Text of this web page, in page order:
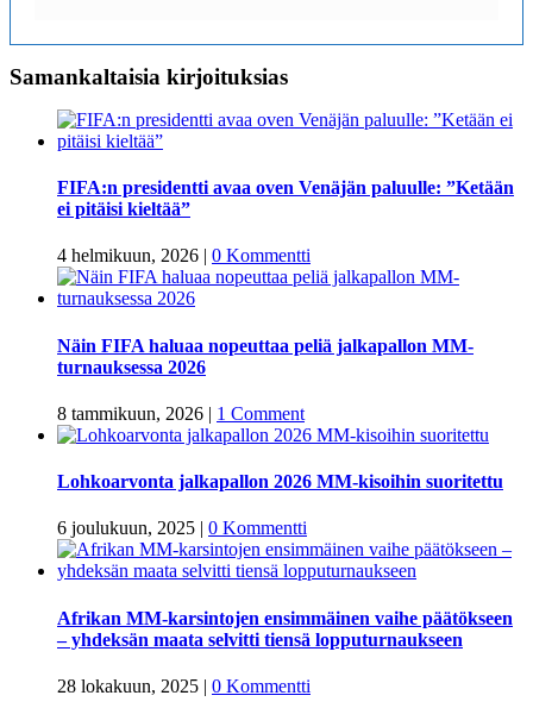
Samankaltaisia kirjoituksias
FIFA:n presidentti avaa oven Venäjän paluulle: ”Ketään
ei pitäisi kieltää”
4 helmikuun, 2026 | 0 Kommentti
Näin FIFA haluaa nopeuttaa peliä jalkapallon MM-
turnauksessa 2026
8 tammikuun, 2026 | 1 Comment
Lohkoarvonta jalkapallon 2026 MM-kisoihin suoritettu
6 joulukuun, 2025 | 0 Kommentti
Afrikan MM-karsintojen ensimmäinen vaihe päätökseen
– yhdeksän maata selvitti tiensä lopputurnaukseen
28 lokakuun, 2025 | 0 Kommentti